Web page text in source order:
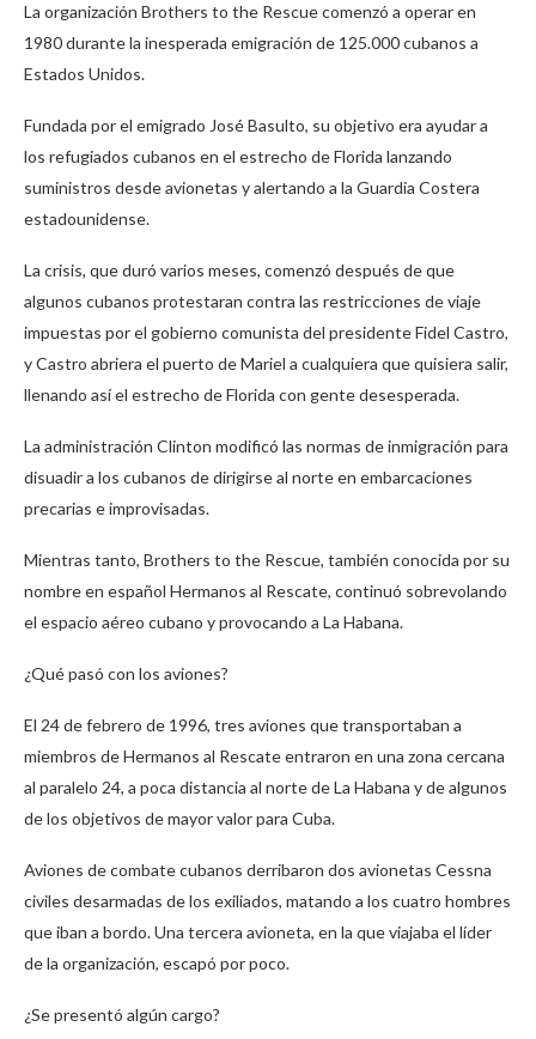
La organización Brothers to the Rescue comenzó a operar en
1980 durante la inesperada emigración de 125.000 cubanos a
Estados Unidos.
Fundada por el emigrado José Basulto, su objetivo era ayudar a
los refugiados cubanos en el estrecho de Florida lanzando
suministros desde avionetas y alertando a la Guardia Costera
estadounidense.
La crisis, que duró varios meses, comenzó después de que
algunos cubanos protestaran contra las restricciones de viaje
impuestas por el gobierno comunista del presidente Fidel Castro,
y Castro abriera el puerto de Mariel a cualquiera que quisiera salir,
llenando así el estrecho de Florida con gente desesperada.
La administración Clinton modificó las normas de inmigración para
disuadir a los cubanos de dirigirse al norte en embarcaciones
precarias e improvisadas.
Mientras tanto, Brothers to the Rescue, también conocida por su
nombre en español Hermanos al Rescate, continuó sobrevolando
el espacio aéreo cubano y provocando a La Habana.
¿Qué pasó con los aviones?
El 24 de febrero de 1996, tres aviones que transportaban a
miembros de Hermanos al Rescate entraron en una zona cercana
al paralelo 24, a poca distancia al norte de La Habana y de algunos
de los objetivos de mayor valor para Cuba.
Aviones de combate cubanos derribaron dos avionetas Cessna
civiles desarmadas de los exiliados, matando a los cuatro hombres
que iban a bordo. Una tercera avioneta, en la que viajaba el líder
de la organización, escapó por poco.
¿Se presentó algún cargo?